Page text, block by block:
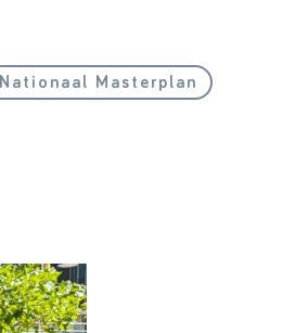
Nationaal Masterplan